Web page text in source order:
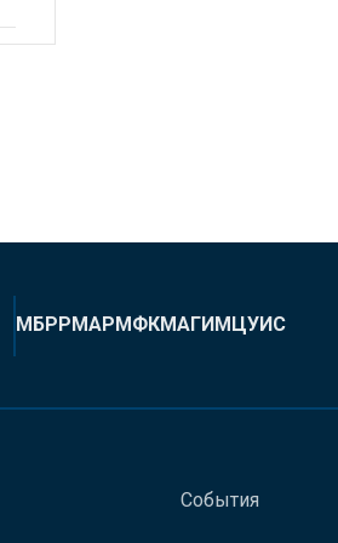
МБРРМАРМФКМАГИМЦУИС
События